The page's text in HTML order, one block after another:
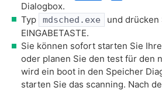
Dialogbox.
Typ
mdsched.exe
und drücken
EINGABETASTE.
Sie können sofort starten Sie
oder planen Sie den test für den
wird ein boot in den Speicher
starten Sie das scanning. Nach